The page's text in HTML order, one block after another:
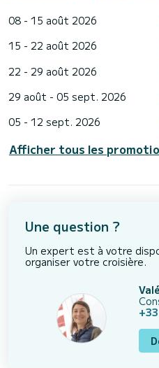
08 - 15 août 2026
15 - 22 août 2026
22 - 29 août 2026
29 août - 05 sept. 2026
05 - 12 sept. 2026
Afficher tous les
Une question ?
Un expert est à votre
organiser votre croisière.